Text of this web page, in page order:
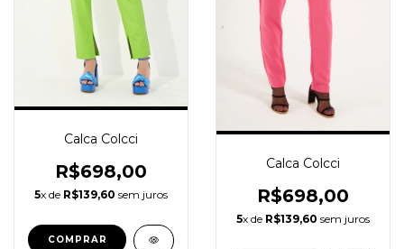
Calca Colcci
R$698,00
5x de R$139,60 sem juros
COMPRAR
Calca Colcci
R$698,00
5x de R$139,60 sem juros